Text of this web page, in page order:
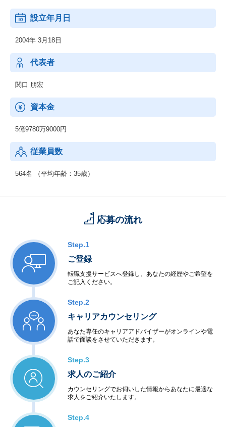
設立年月日
2004年 3月18日
代表者
関口 朋宏
資本金
5億9780万9000円
従業員数
564名 （平均年齢：35歳）
応募の流れ
Step.1
ご登録
転職支援サービスへ登録し、あなたの経歴やご希望を
ご記入ください。
Step.2
キャリアカウンセリング
あなた専任のキャリアアドバイザーがオンラインや電
話で面談をさせていただきます。
Step.3
求人のご紹介
カウンセリングでお伺いした情報からあなたに最適な
求人をご紹介いたします。
Step.4